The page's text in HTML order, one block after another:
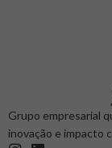
Grupo empresarial
inovação e impacto